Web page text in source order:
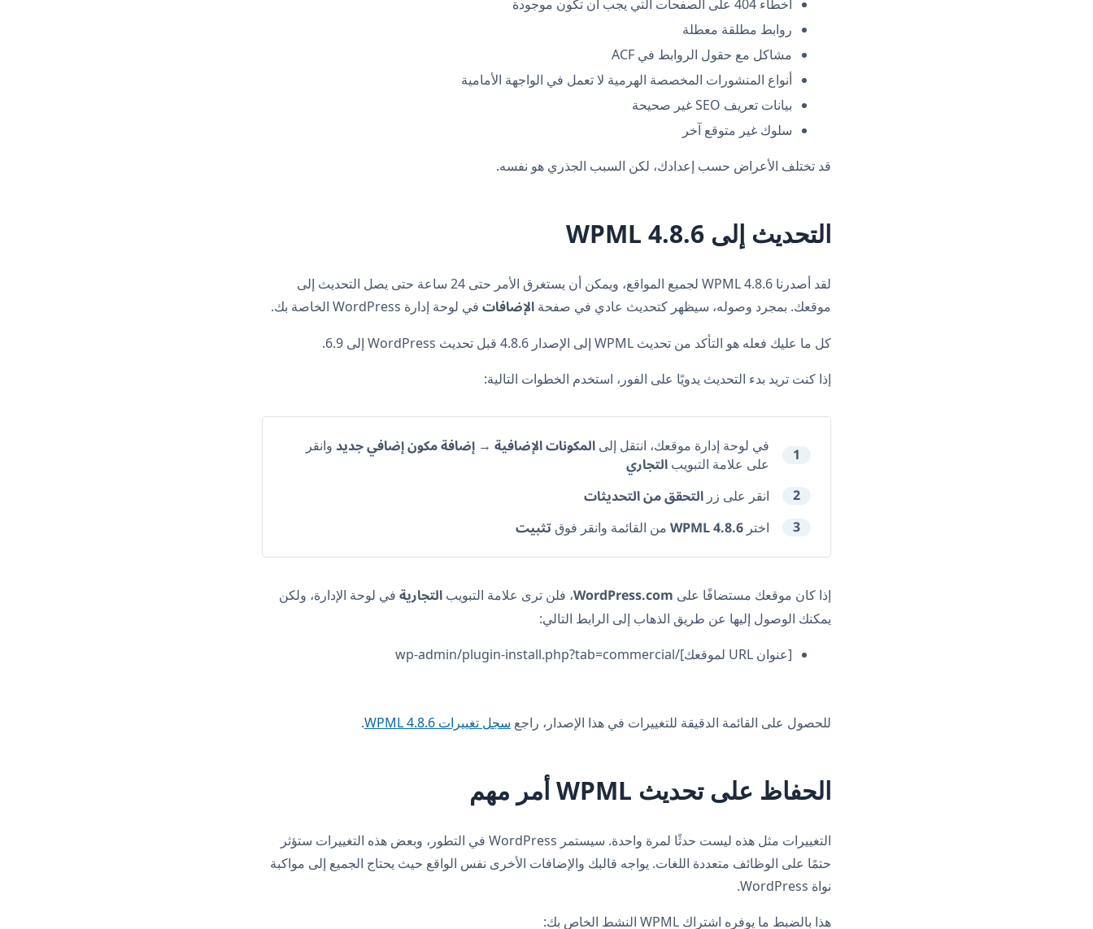
أخطاء 404 على الصفحات التي يجب أن تكون موجودة
روابط مطلقة معطلة
مشاكل مع حقول الروابط في ACF
أنواع المنشورات المخصصة الهرمية لا تعمل في الواجهة الأمامية
بيانات تعريف SEO غير صحيحة
سلوك غير متوقع آخر
قد تختلف الأعراض حسب إعدادك، لكن السبب الجذري هو نفسه.
التحديث إلى WPML 4.8.6
لقد أصدرنا WPML 4.8.6 لجميع المواقع، ويمكن أن يستغرق الأمر حتى 24 ساعة حتى يصل التحديث إلى
موقعك. بمجرد وصوله، سيظهر كتحديث عادي في صفحة الإضافات في لوحة إدارة WordPress الخاصة بك.
كل ما عليك فعله هو التأكد من تحديث WPML إلى الإصدار 4.8.6 قبل تحديث WordPress إلى 6.9.
إذا كنت تريد بدء التحديث يدويًا على الفور، استخدم الخطوات التالية:
1 في لوحة إدارة موقعك، انتقل إلى المكونات الإضافية→ إضافة مكون إضافي جديدوانقر
على علامة التبويب التجاري
2
انقر على زر التحقق من التحديثات
3
اختر WPML 4.8.6من القائمة وانقر فوق تثبيت
إذا كان موقعك مستضافًا على WordPress.com، فلن ترى علامة التبويب التجارية في لوحة الإدارة، ولكن
يمكنك الوصول إليها عن طريق الذهاب إلى الرابط التالي:
[عنوان URL لموقعك]/wp-admin/plugin-install.php?tab=commercial
للحصول على القائمة الدقيقة للتغييرات في هذا الإصدار، راجع سجل تغييرات WPML 4.8.6 .
الحفاظ على تحديث WPML أمر مهم
التغييرات مثل هذه ليست حدثًا لمرة واحدة. سيستمر WordPress في التطور، وبعض هذه التغييرات ستؤثر
حتمًا على الوظائف متعددة اللغات. يواجه قالبك والإضافات الأخرى نفس الواقع حيث يحتاج الجميع إلى مواكبة
نواة WordPress.
هذا بالضبط ما يوفره اشتراك WPML النشط الخاص بك: